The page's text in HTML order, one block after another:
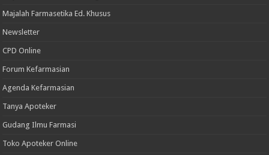
Majalah Farmasetika Ed. Khusus
Newsletter
CPD Online
Forum Kefarmasian
Agenda Kefarmasian
Tanya Apoteker
Gudang Ilmu Farmasi
Toko Apoteker Online